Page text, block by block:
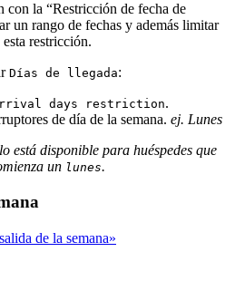
con la “Restricción de fecha de
un rango de fechas y además limitar
restricción.
Días de llegada:
days restriction.
de día de la semana. ej. Lunes
está disponible para huéspedes que
un lunes.
de la semana»